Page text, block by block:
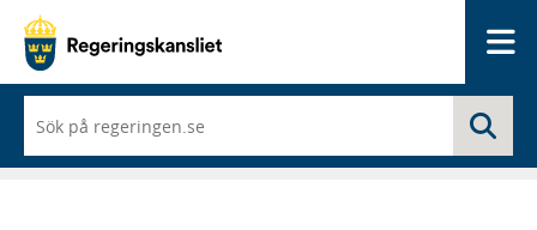
du
börjar
skriva